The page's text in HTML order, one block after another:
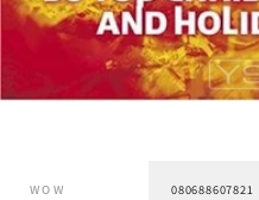
WOW